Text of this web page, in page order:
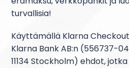
turvallisia!
Käyttämällä Klarna
Klarna Bank AB:n (556737-
11134 Stockholm) ehdot,